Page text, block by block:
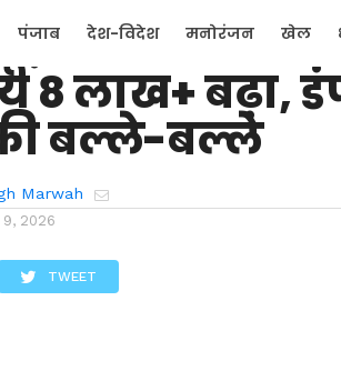
पंजाब देश-विदेश मनोरंजन खेल
जन मुद्दे
गौला नदी का
8 लाख+ बढ़ा,
बल्ले-बल्ले
Marwah
9, 2026
TWEET